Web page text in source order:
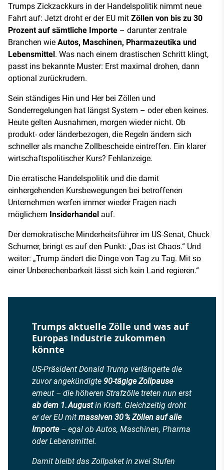
Trumps Zickzackkurs in der Handelspolitik nimmt neue
Fahrt auf: Jetzt droht er der EU mit Zöllen von bis zu 30
Prozent auf sämtliche Importe – darunter zentrale
Branchen wie Autos, Maschinen, Pharmazeutika und
Lebensmittel. Was nach einem drastischen Schritt klingt,
passt ins bekannte Muster: Erst maximal drohen, dann
optional zurückrudern.
Sein ständiges Hin und Her bei Zöllen und
Sonderregelungen hat längst System – oder eben keines.
Heute gelten Ausnahmen, morgen wieder nicht. Ob
produkt- oder länderbezogen, die Regeln ändern sich
schneller als manche Zollbescheide eintreffen. Ein klarer
wirtschaftspolitischer Kurs? Fehlanzeige.
Die erratische Handelspolitik und die damit
einhergehenden Kursbewegungen bei betroffenen
Unternehmen werfen immer wieder Fragen nach
möglichem Insiderhandel auf.
Der demokratische Minderheitsführer im US-Senat, Chuck
Schumer, bringt es auf den Punkt: „Das ist Chaos.“ Und
weiter: „Trump ändert die Dinge von Tag zu Tag. Mit so
einer Unberechenbarkeit lässt sich kein Land regieren.“
Trumps aktuelle Zölle und was auf
Europas Industrie zukommen
könnte
US-Präsident Donald Trump verlängerte die
zuvor angekündigte 90-tägige Zollpause
erneut – die höheren Strafzölle treten nun erst
ab dem 1. Augustin Kraft. Gleichzeitig droht
er der EU mit massiven 30 % Zöllen auf alle
Importe– egal ob Autos, Maschinen, Pharma
oder Lebensmittel.
Damit bleibt das Zollpaket in zwei Stufen